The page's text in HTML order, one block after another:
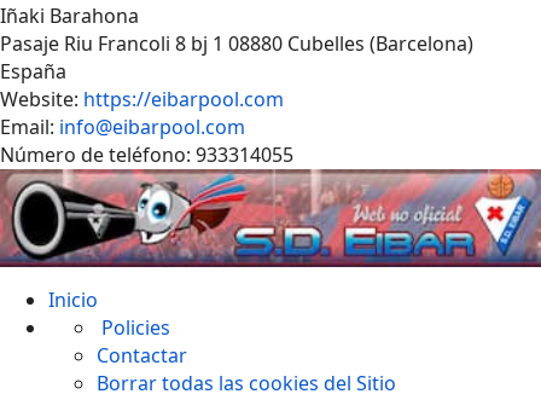
Iñaki Barahona
Pasaje Riu Francoli 8 bj 1 08880 Cubelles (Barcelona)
España
Website: https://eibarpool.com
Email: info@eibarpool.com
Número de teléfono: 933314055
Inicio
Policies
Contactar
Borrar todas las cookies del Sitio